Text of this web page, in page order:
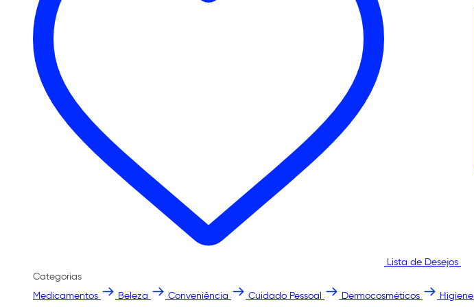
Lista de Desejos
Categorias
Medicamentos
Beleza Conveniência Cuidado Pessoal Dermocosméticos Higiene